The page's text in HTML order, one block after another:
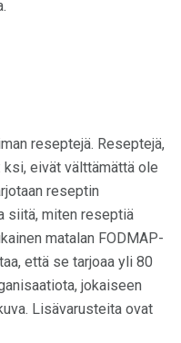
reseptejä. Reseptejä,
eivät välttämättä ole
reseptin
siitä, miten reseptiä
matalan FODMAP-
että se tarjoaa yli 80
jokaiseen
Lisävarusteita ovat